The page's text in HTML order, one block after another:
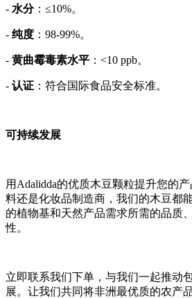
- 水分：≤10%。
- 纯度 ：98-99%。
- 黄曲霉毒素水平 ：<10 ppb。
- 认证 ：符合国际食品安全标准。
可持续发展
用Adalidda的优质木豆颗粒提升您的
料还是化妆品制造商，我们的木豆都
的植物基和天然产品需求所需的品质
性。
立即联系我们下单，与我们一起推动
展。让我们共同将非洲最优质的农产